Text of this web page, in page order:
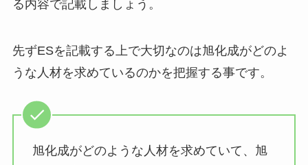
る内容で記載しましょう。
先ずESを記載する上で大切なのは旭化成がどのよ
うな人材を求めているのかを把握する事です。
旭化成がどのような人材を求めていて、旭